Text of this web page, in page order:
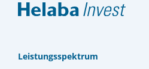
Leistungsspektrum